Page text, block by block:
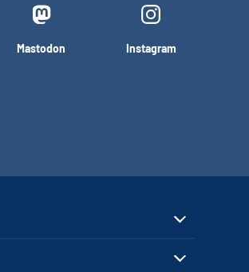
Mastodon Instagram